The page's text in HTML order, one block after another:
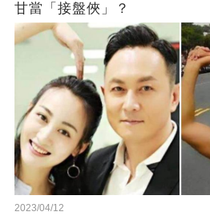
甘當「接盤俠」？
2023/04/12